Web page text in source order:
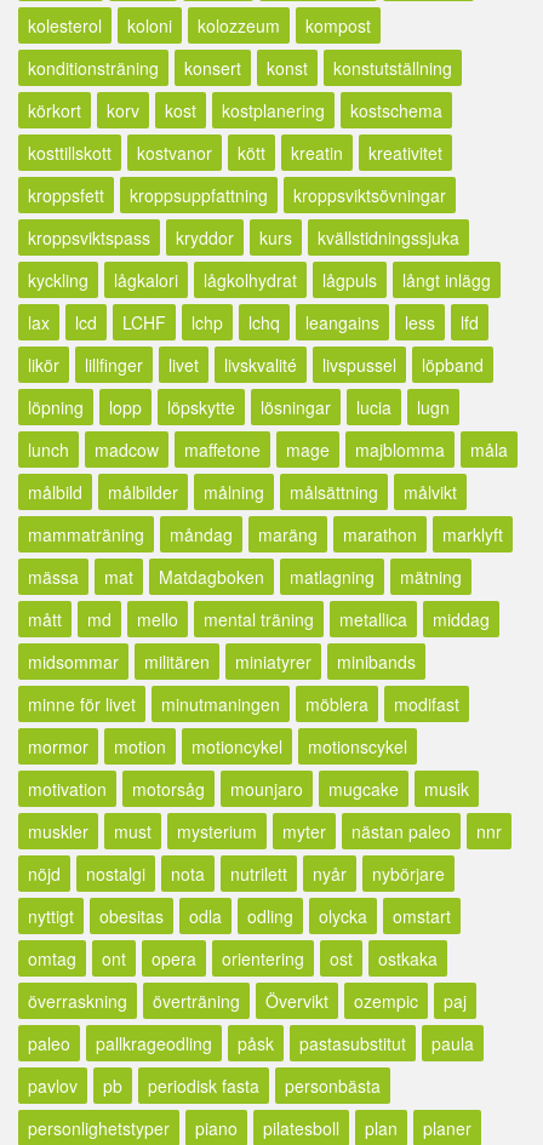
kolesterol koloni kolozzeum
kompost
konditionsträning
konsert konst
konstutställning
körkort
korv kost kostplanering
kostschema
kosttillskott
kostvanor kött kreatin
kreativitet
kroppsfett
kroppsuppfattning
kroppsviktsövningar
kroppsviktspass
kryddor kurs
kvällstidningssjuka
kyckling
lågkalori lågkolhydrat lågpuls
långt inlägg
lax
lcd LCHF lchp lchq leangains less
lfd
likör
lillfinger livet livskvalité livspussel
löpband
löpning
lopp löpskytte lösningar lucia
lugn
lunch
madcow maffetone mage majblomma
måla
målbild
målbilder målning målsättning
målvikt
mammaträning
måndag maräng marathon
marklyft
mässa
mat Matdagboken matlagning
mätning
mått
md mello mental träning metallica
middag
midsommar
militären miniatyrer
minibands
minne för livet
minutmaningen möblera
modifast
mormor
motion motioncykel
motionscykel
motivation
motorsåg mounjaro mugcake
musik
muskler
must mysterium myter nästan paleo
nnr
nöjd
nostalgi nota nutrilett nyår
nybörjare
nyttigt
obesitas odla odling olycka
omstart
omtag
ont opera orientering ost
ostkaka
överraskning
överträning Övervikt ozempic
paj
paleo
pallkrageodling påsk pastasubstitut
paula
pavlov
pb periodisk fasta
personbästa
personlighetstyper
piano pilatesboll plan
planer